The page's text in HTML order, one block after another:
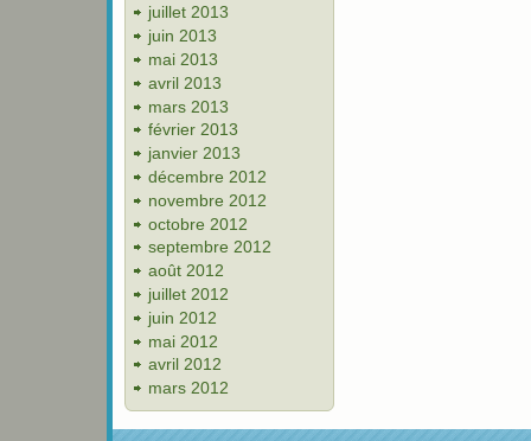
juillet 2013
juin 2013
mai 2013
avril 2013
mars 2013
février 2013
janvier 2013
décembre 2012
novembre 2012
octobre 2012
septembre 2012
août 2012
juillet 2012
juin 2012
mai 2012
avril 2012
mars 2012